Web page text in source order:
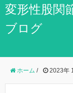
変形性股関
ブログ
ホーム / 2023年